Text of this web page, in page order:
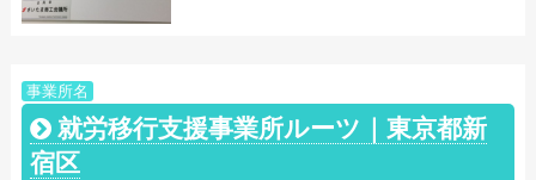
事業所名
就労移行支援事業所ルーツ｜東京都新
宿区